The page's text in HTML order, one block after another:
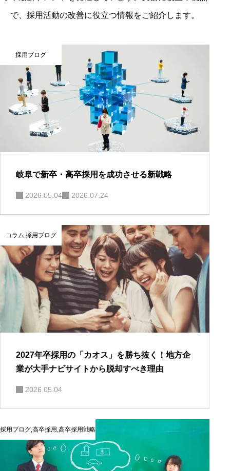
で、採用活動の改善に役立つ情報をご紹介します。
採用ブログ
岐阜で新卒・高卒採用を成功させる新戦略
2026.05.04 2026.07.24
コラム 採用ブログ
2027年卒採用の「カオス」を勝ち抜く！地方企
業が大手ナビサイトから脱却すべき理由
2026.05.04
採用ブログ 高卒採用 高卒採用戦略